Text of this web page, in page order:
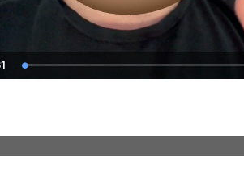
Loaded:
0.00%